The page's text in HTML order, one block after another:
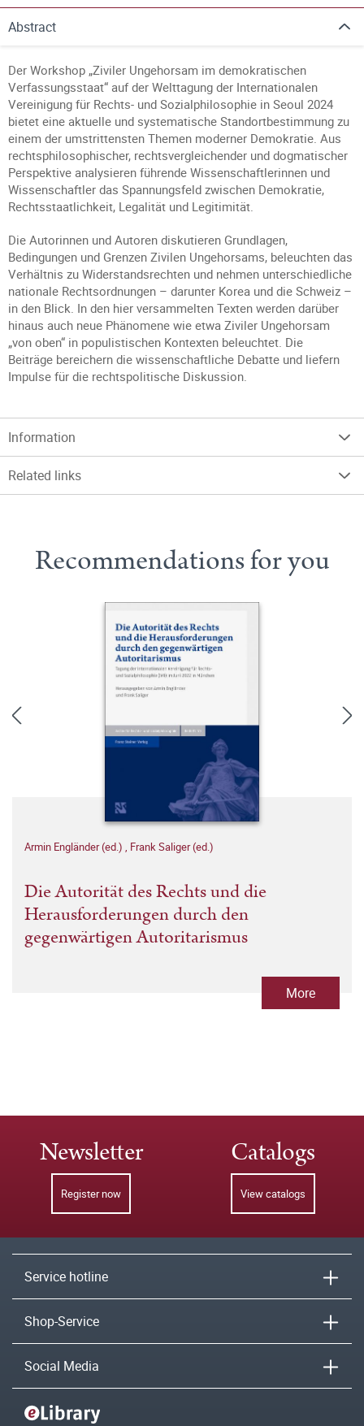
Abstract
Der Workshop „Ziviler Ungehorsam im demokratischen
Verfassungsstaat“ auf der Welttagung der Internationalen
Vereinigung für Rechts- und Sozialphilosophie in Seoul 2024
bietet eine aktuelle und systematische Standortbestimmung zu
einem der umstrittensten Themen moderner Demokratie. Aus
rechtsphilosophischer, rechtsvergleichender und dogmatischer
Perspektive analysieren führende Wissenschaftlerinnen und
Wissenschaftler das Spannungsfeld zwischen Demokratie,
Rechtsstaatlichkeit, Legalität und Legitimität.
Die Autorinnen und Autoren diskutieren Grundlagen,
Bedingungen und Grenzen Zivilen Ungehorsams, beleuchten das
Verhältnis zu Widerstandsrechten und nehmen unterschiedliche
nationale Rechtsordnungen – darunter Korea und die Schweiz –
in den Blick. In den hier versammelten Texten werden darüber
hinaus auch neue Phänomene wie etwa Ziviler Ungehorsam
„von oben“ in populistischen Kontexten beleuchtet. Die
Beiträge bereichern die wissenschaftliche Debatte und liefern
Impulse für die rechtspolitische Diskussion.
Information
Related links
Recommendations for you
Armin Engländer (ed.) , Frank Saliger (ed.)
Die Autorität des Rechts und die
Herausforderungen durch den
gegenwärtigen Autoritarismus
More
Newsletter
Register now
Catalogs
View catalogs
Service hotline
Shop-Service
Social Media